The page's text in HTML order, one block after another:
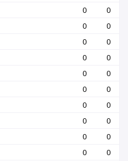
0
0
0
0
0
0
0
0
0
0
0
0
0
0
0
0
0
0
0
0